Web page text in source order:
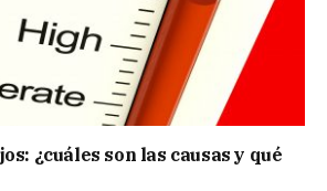
¿cuáles son las causas y qué